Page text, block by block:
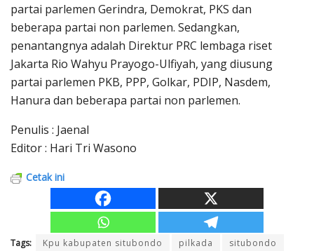
partai parlemen Gerindra, Demokrat, PKS dan
beberapa partai non parlemen. Sedangkan,
penantangnya adalah Direktur PRC lembaga riset
Jakarta Rio Wahyu Prayogo-Ulfiyah, yang diusung
partai parlemen PKB, PPP, Golkar, PDIP, Nasdem,
Hanura dan beberapa partai non parlemen.
Penulis : Jaenal
Editor : Hari Tri Wasono
Cetak ini
Tags: Kpu kabupaten situbondo pilkada situbondo